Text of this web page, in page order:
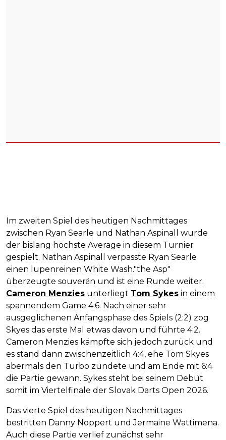
Im zweiten Spiel des heutigen Nachmittages
zwischen Ryan Searle und Nathan Aspinall wurde
der bislang höchste Average in diesem Turnier
gespielt. Nathan Aspinall verpasste Ryan Searle
einen lupenreinen White Wash."the Asp"
überzeugte souverän und ist eine Runde weiter.
Cameron Menzies unterliegt Tom Sykes in einem
spannendem Game 4:6. Nach einer sehr
ausgeglichenen Anfangsphase des Spiels (2:2) zog
Skyes das erste Mal etwas davon und führte 4:2.
Cameron Menzies kämpfte sich jedoch zurück und
es stand dann zwischenzeitlich 4:4, ehe Tom Skyes
abermals den Turbo zündete und am Ende mit 6:4
die Partie gewann. Sykes steht bei seinem Debüt
somit im Viertelfinale der Slovak Darts Open 2026.
Das vierte Spiel des heutigen Nachmittages
bestritten Danny Noppert und Jermaine Wattimena.
Auch diese Partie verlief zunächst sehr